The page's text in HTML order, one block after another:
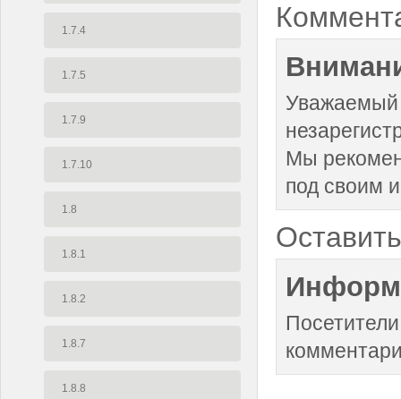
1.7.4
1.7.5
1.7.9
1.7.10
1.8
1.8.1
1.8.2
1.8.7
1.8.8
Уважаемый
Мы
под своим